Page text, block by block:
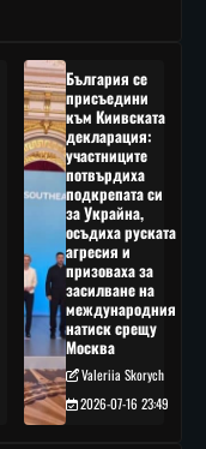
България се
присъедини
към Киивската
декларация:
участниците
потвърдиха
подкрепата си
за Украйна,
осъдиха руската
агресия и
призоваха за
засилване на
международния
натиск срещу
Москва
Valeriia Skorych
2026-07-16 23:49